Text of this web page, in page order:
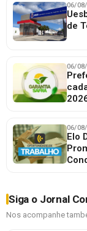
06/
de
06/
06/
Elo
Siga o Jornal
Nos acompanhe